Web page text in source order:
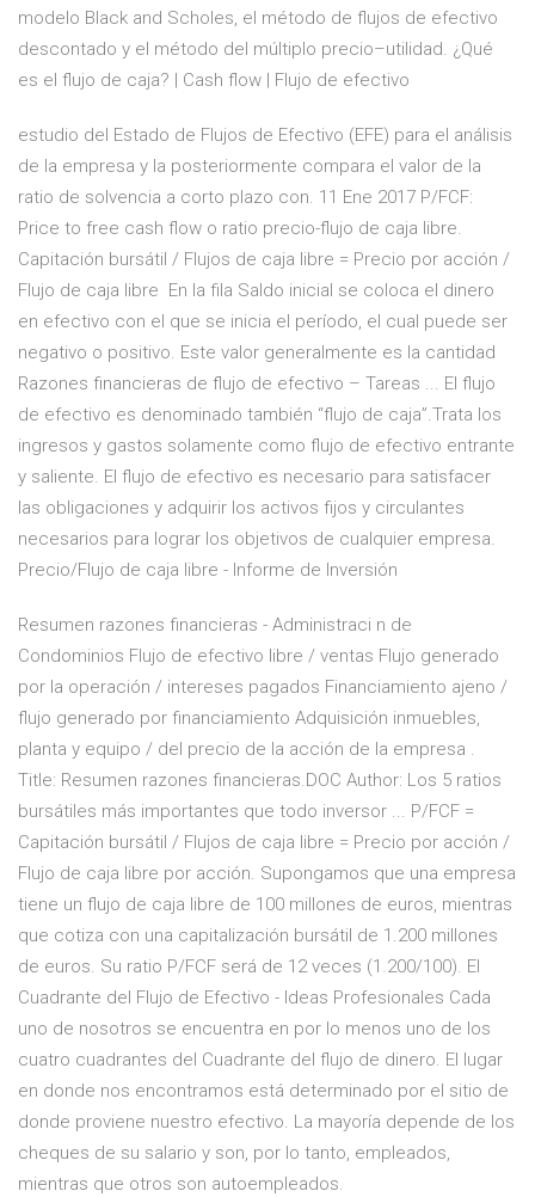
modelo Black and Scholes, el método de flujos de efectivo
descontado y el método del múltiplo precio–utilidad. ¿Qué
es el flujo de caja? | Cash flow | Flujo de efectivo
estudio del Estado de Flujos de Efectivo (EFE) para el análisis
de la empresa y la posteriormente compara el valor de la
ratio de solvencia a corto plazo con. 11 Ene 2017 P/FCF:
Price to free cash flow o ratio precio-flujo de caja libre.
Capitación bursátil / Flujos de caja libre = Precio por acción /
Flujo de caja libre En la fila Saldo inicial se coloca el dinero
en efectivo con el que se inicia el período, el cual puede ser
negativo o positivo. Este valor generalmente es la cantidad
Razones financieras de flujo de efectivo – Tareas ... El flujo
de efectivo es denominado también “flujo de caja”.Trata los
ingresos y gastos solamente como flujo de efectivo entrante
y saliente. El flujo de efectivo es necesario para satisfacer
las obligaciones y adquirir los activos fijos y circulantes
necesarios para lograr los objetivos de cualquier empresa.
Precio/Flujo de caja libre - Informe de Inversión
Resumen razones financieras - Administraci n de
Condominios Flujo de efectivo libre / ventas Flujo generado
por la operación / intereses pagados Financiamiento ajeno /
flujo generado por financiamiento Adquisición inmuebles,
planta y equipo / del precio de la acción de la empresa .
Title: Resumen razones financieras.DOC Author: Los 5 ratios
bursátiles más importantes que todo inversor ... P/FCF =
Capitación bursátil / Flujos de caja libre = Precio por acción /
Flujo de caja libre por acción. Supongamos que una empresa
tiene un flujo de caja libre de 100 millones de euros, mientras
que cotiza con una capitalización bursátil de 1.200 millones
de euros. Su ratio P/FCF será de 12 veces (1.200/100). El
Cuadrante del Flujo de Efectivo - Ideas Profesionales Cada
uno de nosotros se encuentra en por lo menos uno de los
cuatro cuadrantes del Cuadrante del flujo de dinero. El lugar
en donde nos encontramos está determinado por el sitio de
donde proviene nuestro efectivo. La mayoría depende de los
cheques de su salario y son, por lo tanto, empleados,
mientras que otros son autoempleados.